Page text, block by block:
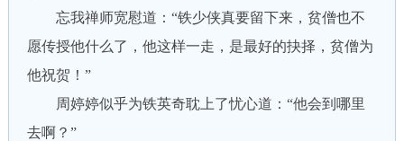
忘我禅师宽慰道：“铁少侠真要留下来，贫僧也不
愿传授他什么了，他这样一走，是最好的抉择，贫僧为
他祝贺！”
周婷婷似乎为铁英奇耽上了忧心道：“他会到哪里
去啊？”